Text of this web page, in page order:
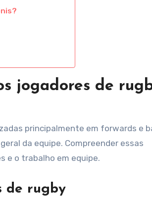
jogadores de
principalmente em forwards e
da equipe. Compreender essas
e o trabalho em equipe.
de rugby